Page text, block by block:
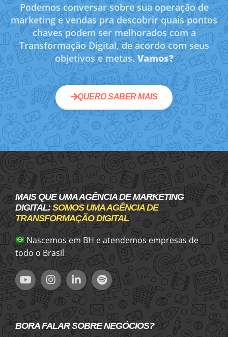
Podemos conversar sobre sua operação de
marketing e vendas pra descobrir quais pontos
chaves podem ser melhorados com a
Transformação Digital, de acordo com seus
objetivos e metas.Vamos?
QUERO SABER MAIS
MAIS QUE UMA AGÊNCIA DE MARKETING
DIGITAL:SOMOS UMA AGÊNCIA DE
TRANSFORMAÇÃO DIGITAL
Nascemos em BH e atendemos empresas de
todo o Brasil
BORA FALAR SOBRE NEGÓCIOS?